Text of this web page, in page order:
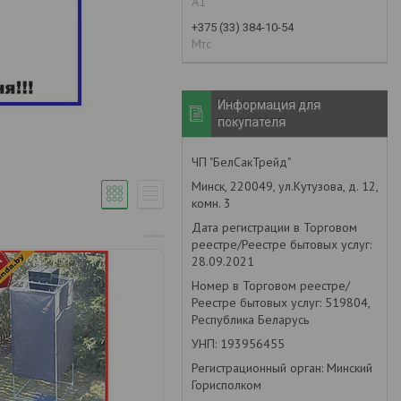
+375 (33) 384-10-54
Мтс
Информация для
покупателя
ЧП "БелСакТрейд"
Минск, 220049, ул.Кутузова, д. 12,
комн. 3
Дата регистрации в Торговом
реестре/Реестре бытовых услуг:
28.09.2021
Номер в Торговом реестре/
Реестре бытовых услуг: 519804,
Республика Беларусь
УНП: 193956455
Регистрационный орган: Минский
Горисполком